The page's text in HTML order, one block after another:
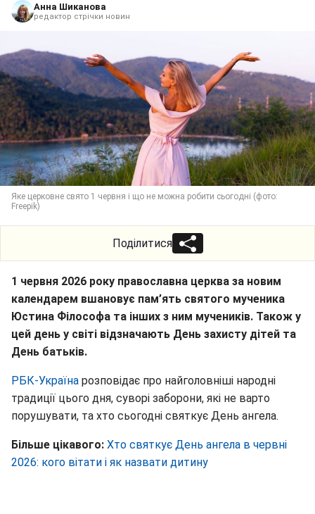
Анна Шиканова
редактор стрічки новин
Яке церковне свято 1 червня і що не можна робити сьогодні (фото:
Freepik)
Поділитися
1 червня 2026 року православна церква за новим
календарем вшановує пам’ять святого мученика
Юстина Філософа та інших з ним мучеників. Також у
цей день у світі відзначають День захисту дітей та
День батьків.
РБК-Україна розповідає про найголовніші народні
традиції цього дня, суворі заборони, які не варто
порушувати, та хто сьогодні святкує День ангела.
Більше цікавого: Хто святкує День ангела в червні
2026: кого вітати і як назвати дитину